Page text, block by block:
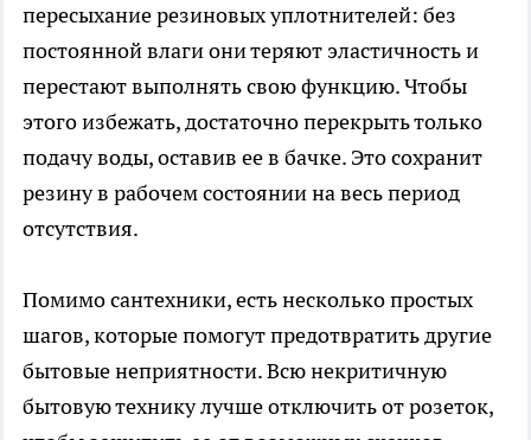
пересыхание резиновых уплотнителей: без
постоянной влаги они теряют эластичность и
перестают выполнять свою функцию. Чтобы
этого избежать, достаточно перекрыть только
подачу воды, оставив ее в бачке. Это сохранит
резину в рабочем состоянии на весь период
отсутствия.
Помимо сантехники, есть несколько простых
шагов, которые помогут предотвратить другие
бытовые неприятности. Всю некритичную
бытовую технику лучше отключить от розеток,